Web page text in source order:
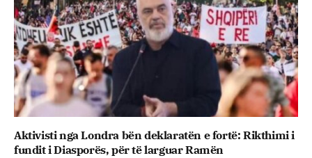
Aktivisti nga Londra bën deklaratën e fortë: Rikthimi i
fundit i Diasporës, për të larguar Ramën